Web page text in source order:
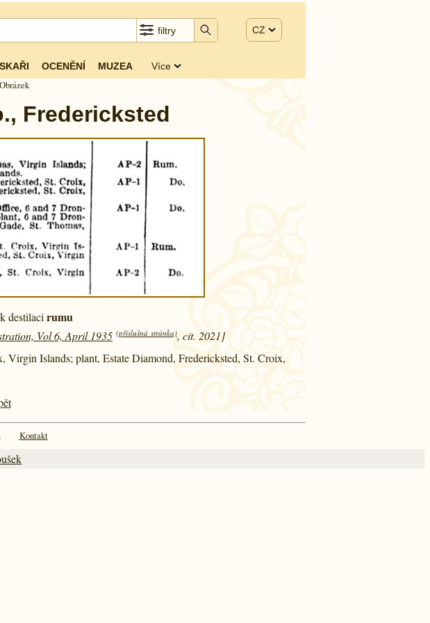
filtry CZ
OCENĚNÍ MUZEA Více
Fredericksted
destilaci rumu
Vol 6, April 1935 (příslušná stránka), cit. 2021]
Islands; plant, Estate Diamond, Fredericksted, St. Croix,
Kontakt